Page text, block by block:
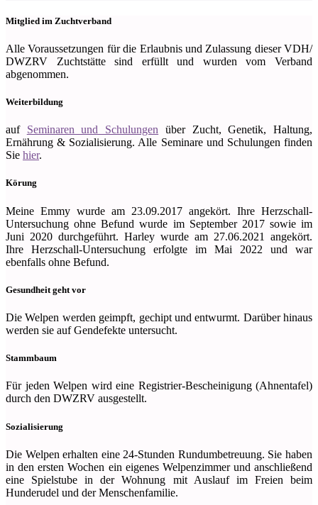
Mitglied im Zuchtverband
Alle Voraussetzungen für die Erlaubnis und Zulassung dieser VDH/
DWZRV Zuchtstätte sind erfüllt und wurden vom Verband
abgenommen.
Weiterbildung
auf Seminaren und Schulungen über Zucht, Genetik, Haltung,
Ernährung & Sozialisierung. Alle Seminare und Schulungen finden
Sie hier.
Körung
Meine Emmy wurde am 23.09.2017 angekört. Ihre Herzschall-
Untersuchung ohne Befund wurde im September 2017 sowie im
Juni 2020 durchgeführt. Harley wurde am 27.06.2021 angekört.
Ihre Herzschall-Untersuchung erfolgte im Mai 2022 und war
ebenfalls ohne Befund.
Gesundheit geht vor
Die Welpen werden geimpft, gechipt und entwurmt. Darüber hinaus
werden sie auf Gendefekte untersucht.
Stammbaum
Für jeden Welpen wird eine Registrier-Bescheinigung (Ahnentafel)
durch den DWZRV ausgestellt.
Sozialisierung
Die Welpen erhalten eine 24-Stunden Rundumbetreuung. Sie haben
in den ersten Wochen ein eigenes Welpenzimmer und anschließend
eine Spielstube in der Wohnung mit Auslauf im Freien beim
Hunderudel und der Menschenfamilie.